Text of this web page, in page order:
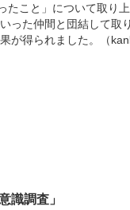
たこと」について取り
った仲間と団結して取
が得られました。（
識調査」